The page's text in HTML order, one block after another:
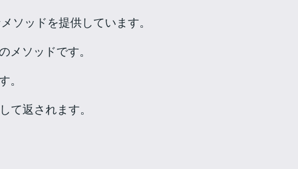
ソッドを提供しています。
ソッドです。
返されます。